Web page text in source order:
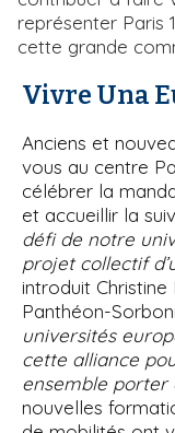
représenter Paris
cette grande
Vivre Una
Anciens et
vous au centre
célébrer la
et accueillir la
défi de notre
projet collectif
introduit Christine
Panthéon-
universités
cette alliance
ensemble porter
nouvelles